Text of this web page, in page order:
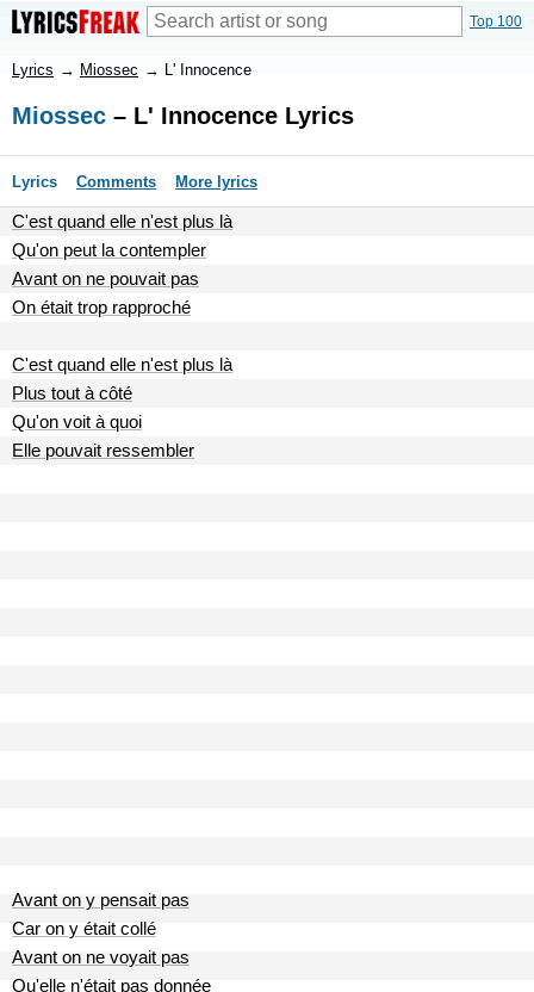
Top 100
Lyrics → Miossec → L' Innocence
Miossec – L' Innocence Lyrics
Lyrics Comments More lyrics
C'est quand elle n'est plus là
Qu'on peut la contempler
Avant on ne pouvait pas
On était trop rapproché
C'est quand elle n'est plus là
Plus tout à côté
Qu'on voit à quoi
Elle pouvait ressembler
Avant on y pensait pas
Car on y était collé
Avant on ne voyait pas
Qu'elle n'était pas donnée